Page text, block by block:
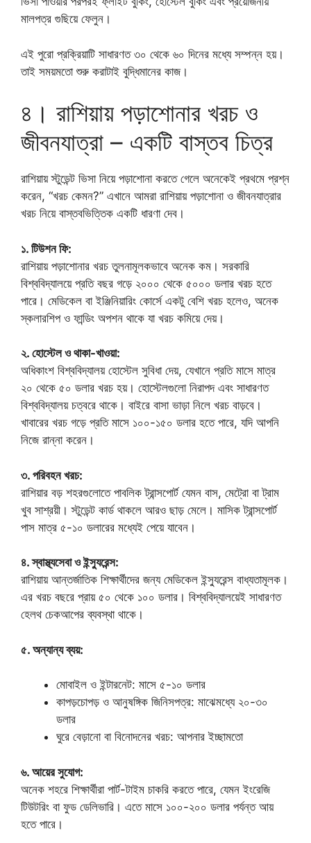
মালপত্র গুছিয়ে ফেলুন।
এই পুরো প্রক্রিয়াটি সাধারণত ৩০ থেকে ৬০ দিনের মধ্যে সম্পন্ন হয়।
তাই সময়মতো শুরু করাটাই বুদ্ধিমানের কাজ।
৪। রাশিয়ায় পড়াশোনার খরচ ও
জীবনযাত্রা – একটি বাস্তব চিত্র
রাশিয়ায় স্টুডেন্ট ভিসা নিয়ে পড়াশোনা করতে গেলে অনেকেই প্রথমে প্রশ্ন
করেন, “খরচ কেমন?” এখানে আমরা রাশিয়ায় পড়াশোনা ও জীবনযাত্রার
খরচ নিয়ে বাস্তবভিত্তিক একটি ধারণা দেব।
১. টিউশন ফি:
রাশিয়ায় পড়াশোনার খরচ তুলনামূলকভাবে অনেক কম। সরকারি
বিশ্ববিদ্যালয়ে প্রতি বছর গড়ে ২০০০ থেকে ৫০০০ ডলার খরচ হতে
পারে। মেডিকেল বা ইঞ্জিনিয়ারিং কোর্সে একটু বেশি খরচ হলেও, অনেক
স্কলারশিপ ও ফান্ডিং অপশন থাকে যা খরচ কমিয়ে দেয়।
২. হোস্টেল ও থাকা-খাওয়া:
অধিকাংশ বিশ্ববিদ্যালয় হোস্টেল সুবিধা দেয়, যেখানে প্রতি মাসে মাত্র
২০ থেকে ৫০ ডলার খরচ হয়। হোস্টেলগুলো নিরাপদ এবং সাধারণত
বিশ্ববিদ্যালয় চত্বরে থাকে। বাইরে বাসা ভাড়া নিলে খরচ বাড়বে।
খাবারের খরচ গড়ে প্রতি মাসে ১০০-১৫০ ডলার হতে পারে, যদি আপনি
নিজে রান্না করেন।
৩. পরিবহন খরচ:
রাশিয়ার বড় শহরগুলোতে পাবলিক ট্রান্সপোর্ট যেমন বাস, মেট্রো বা ট্রাম
খুব সাশ্রয়ী। স্টুডেন্ট কার্ড থাকলে আরও ছাড় মেলে। মাসিক ট্রান্সপোর্ট
পাস মাত্র ৫-১০ ডলারের মধ্যেই পেয়ে যাবেন।
৪. স্বাস্থ্যসেবা ও ইন্স্যুরেন্স:
রাশিয়ায় আন্তর্জাতিক শিক্ষার্থীদের জন্য মেডিকেল ইন্স্যুরেন্স বাধ্যতামূলক।
এর খরচ বছরে প্রায় ৫০ থেকে ১০০ ডলার। বিশ্ববিদ্যালয়েই সাধারণত
হেলথ চেকআপের ব্যবস্থা থাকে।
৫. অন্যান্য ব্যয়:
মোবাইল ও ইন্টারনেট: মাসে ৫-১০ ডলার
কাপড়চোপড় ও আনুষঙ্গিক জিনিসপত্র: মাঝেমধ্যে ২০-৩০
ডলার
ঘুরে বেড়ানো বা বিনোদনের খরচ: আপনার ইচ্ছামতো
৬. আয়ের সুযোগ:
অনেক শহরে শিক্ষার্থীরা পার্ট-টাইম চাকরি করতে পারে, যেমন ইংরেজি
টিউটরিং বা ফুড ডেলিভারি। এতে মাসে ১০০-২০০ ডলার পর্যন্ত আয়
হতে পারে।